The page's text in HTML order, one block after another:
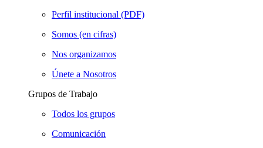
Perfil institucional (PDF)
Somos (en cifras)
Nos organizamos
Únete a Nosotros
Grupos de Trabajo
Todos los grupos
Comunicación